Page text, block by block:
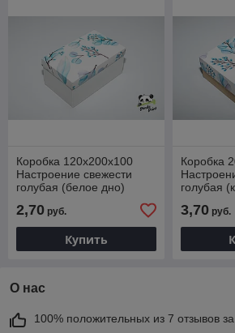
Коробка 120х200х100
Настроение свежести
голубая (белое дно)
2,70 руб.
Купить
Коробка
голубая
3,70руб.
О нас
100% положительных из 7 отзывов